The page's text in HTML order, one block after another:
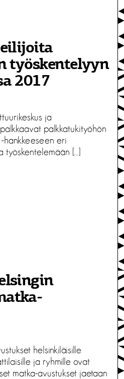
työskentelyyn
2017
ja
palkkatukityöhön
hankkeeseen eri
[…]
helsinkiläisille
ja ryhmille ovat
matka-avustukset jaetaan